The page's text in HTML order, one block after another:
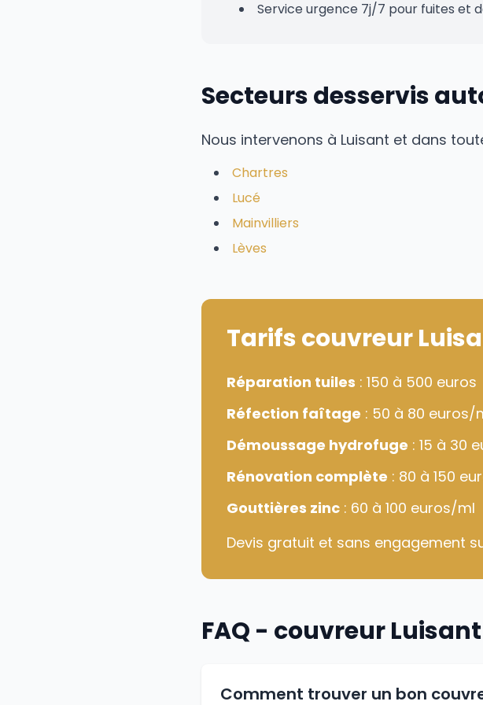
Service urgence 7j/7 pour fuites et
Secteurs desservis
Nous intervenons à Luisant et dans
Chartres
Lucé
Mainvilliers
Lèves
Tarifs couvreur
Réparation tuiles : 150 à 500 euros
Réfection faîtage : 50 à 80 euros/
Démoussage hydrofuge : 15 à 30
Rénovation complète : 80 à 150
Gouttières zinc : 60 à 100 euros/ml
Devis gratuit et sans engagement
FAQ - couvreur Luisant
Comment trouver un bon